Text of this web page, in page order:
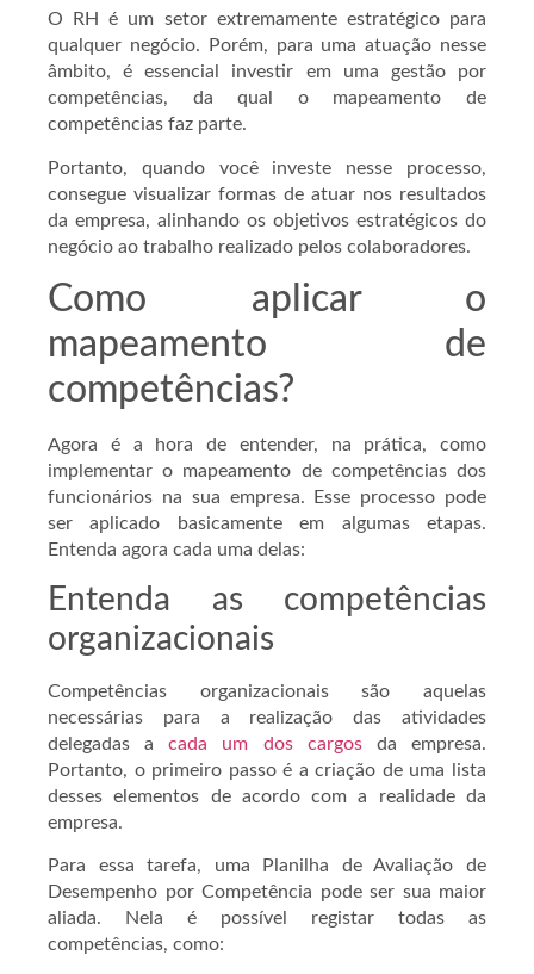
O RH é um setor extremamente estratégico para
qualquer negócio. Porém, para uma atuação nesse
âmbito, é essencial investir em uma gestão por
competências, da qual o mapeamento de
competências faz parte.
Portanto, quando você investe nesse processo,
consegue visualizar formas de atuar nos resultados
da empresa, alinhando os objetivos estratégicos do
negócio ao trabalho realizado pelos colaboradores.
Como aplicar o
mapeamento de
competências?
Agora é a hora de entender, na prática, como
implementar o mapeamento de competências dos
funcionários na sua empresa. Esse processo pode
ser aplicado basicamente em algumas etapas.
Entenda agora cada uma delas:
Entenda as competências
organizacionais
Competências organizacionais são aquelas
necessárias para a realização das atividades
delegadas acada um dos cargosda empresa.
Portanto, o primeiro passo é a criação de uma lista
desses elementos de acordo com a realidade da
empresa.
Para essa tarefa, uma Planilha de Avaliação de
Desempenho por Competência pode ser sua maior
aliada. Nela é possível registar todas as
competências, como: